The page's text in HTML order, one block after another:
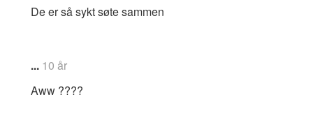
De er så sykt søte sammen
... 10 år
Aww ????